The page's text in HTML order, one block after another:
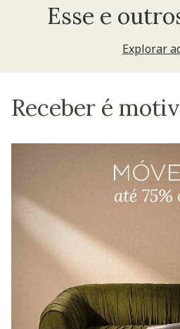
Esse e
Explorar
Receber é